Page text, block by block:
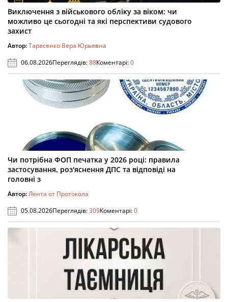
Виключення з військового обліку за віком: чи
можливо це сьогодні та які перспективи судового
захист
Автор:Тарасенко Вера Юрьевна
06.08.2026Переглядів:88Коментарі:0
Чи потрібна ФОП печатка у 2026 році: правила
застосування, роз'яснення ДПС та відповіді на
головні з
Автор:Лента от Протокола
05.08.2026Переглядів:309Коментарі:0